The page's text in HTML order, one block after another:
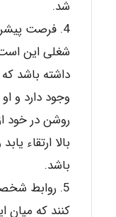
شد.
فرصت
شغلی این است
داشته باشد
وجود دارد و
روشن در خود
بالا ارتقاء
باشد.
روابط
کنند که